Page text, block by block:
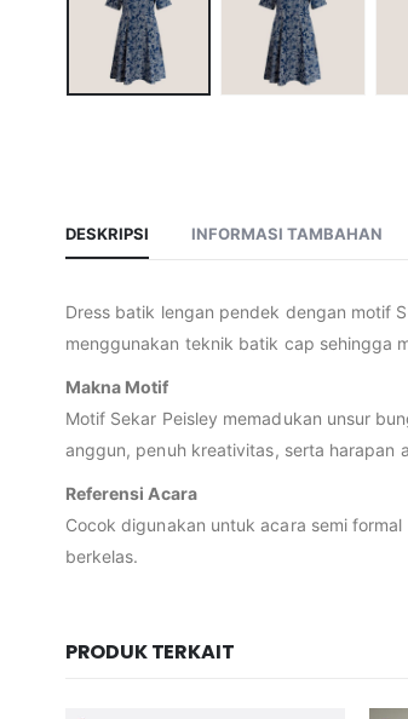
DESKRIPSI INFORMASI TAMBAHAN
Dress batik lengan pendek dengan motif
menggunakan teknik batik cap sehingga
Makna Motif
Motif Sekar Peisley memadukan unsur
anggun, penuh kreativitas, serta harapan
Referensi Acara
Cocok digunakan untuk acara semi
berkelas.
PRODUK TERKAIT